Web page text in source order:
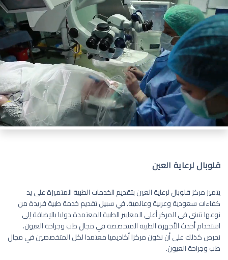
قلوبال لرعاية العين
يتميز مركز قلوبال لرعاية العين بتقديم الخدمات الطبية المتميزة على يد
كفاءات سعودية وعربية وعالمية. في سبيل تقديم خدمة طبية فريدة من
نوعها نتبنى في المركز أعلى المعايير الطبية المعتمدة دوليا بالإضافة إلى
استخدام أحدث الأجهزة الطبية المتخصصة في مجال طب وجراحة العيون.
نحرص كذلك على أن نكون مركزا أكاديميا معتمدا لكل المتخصصين في مجال
طب وجراحة العيون.